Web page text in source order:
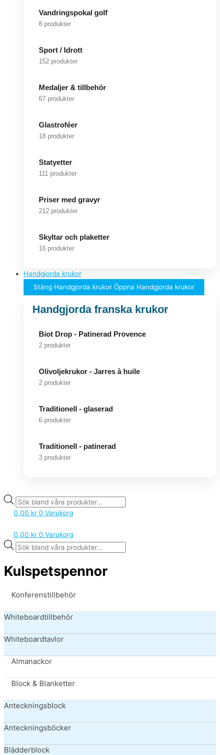
Vandringspokal golf
8 produkter
Sport / Idrott
152 produkter
Medaljer & tillbehör
67 produkter
Glastroféer
18 produkter
Statyetter
111 produkter
Priser med gravyr
212 produkter
Skyltar och plaketter
16 produkter
Handgjorda krukor
Stäng Handgjorda krukor Öppna Handgjorda krukor
Handgjorda franska krukor
Biot Drop - Patinerad Provence
2 produkter
Olivoljekrukor - Jarres à huile
2 produkter
Traditionell - glaserad
6 produkter
Traditionell - patinerad
3 produkter
0,00 kr 0 Varukorg
0,00 kr 0 Varukorg
Kulspetspennor
Konferenstillbehör
Whiteboardtillbehör
Whiteboardtavlor
Almanackor
Block & Blanketter
Anteckningsblock
Anteckningsböcker
Blädderblock